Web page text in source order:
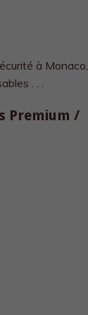
à Monaco,
. . .
Premium /